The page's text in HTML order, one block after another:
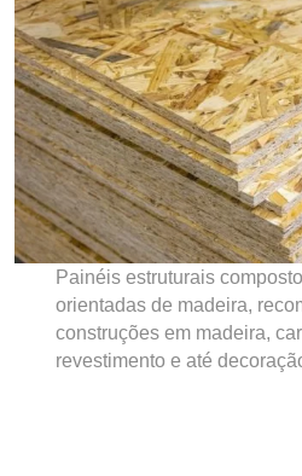
Painéis estruturais
orientadas de madeira,
construções em madeira,
revestimento e até